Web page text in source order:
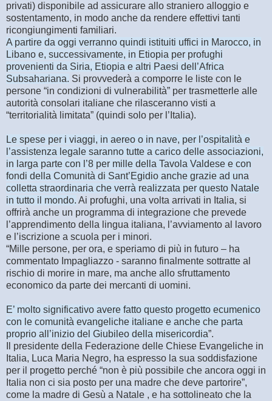
privati) disponibile ad assicurare allo straniero alloggio e
sostentamento, in modo anche da rendere effettivi tanti
ricongiungimenti familiari.
A partire da oggi verranno quindi istituiti uffici in Marocco, in
Libano e, successivamente, in Etiopia per profughi
provenienti da Siria, Etiopia e altri Paesi dell’Africa
Subsahariana. Si provvederà a comporre le liste con le
persone “in condizioni di vulnerabilità” per trasmetterle alle
autorità consolari italiane che rilasceranno visti a
“territorialità limitata” (quindi solo per l’Italia).
Le spese per i viaggi, in aereo o in nave, per l’ospitalità e
l’assistenza legale saranno tutte a carico delle associazioni,
in larga parte con l’8 per mille della Tavola Valdese e con
fondi della Comunità di Sant’Egidio anche grazie ad una
colletta straordinaria che verrà realizzata per questo Natale
in tutto il mondo. Ai profughi, una volta arrivati in Italia, si
offrirà anche un programma di integrazione che prevede
l’apprendimento della lingua italiana, l’avviamento al lavoro
e l’iscrizione a scuola per i minori.
“Mille persone, per ora, e speriamo di più in futuro – ha
commentato Impagliazzo - saranno finalmente sottratte al
rischio di morire in mare, ma anche allo sfruttamento
economico da parte dei mercanti di uomini.
E’ molto significativo avere fatto questo progetto ecumenico
con le comunità evangeliche italiane e anche che parta
proprio all’inizio del Giubileo della misericordia”.
Il presidente della Federazione delle Chiese Evangeliche in
Italia, Luca Maria Negro, ha espresso la sua soddisfazione
per il progetto perché “non è più possibile che ancora oggi in
Italia non ci sia posto per una madre che deve partorire”,
come la madre di Gesù a Natale , e ha sottolineato che la